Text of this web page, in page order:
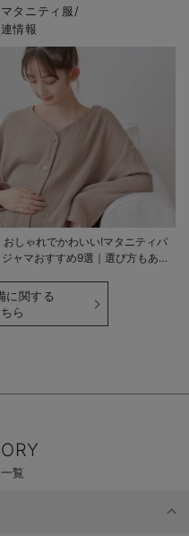
タニティ服/
情報
おしゃれでかわいい!マタニティパ
ジャマおすすめ9選｜選び方もあわ
に関する
ら
覧